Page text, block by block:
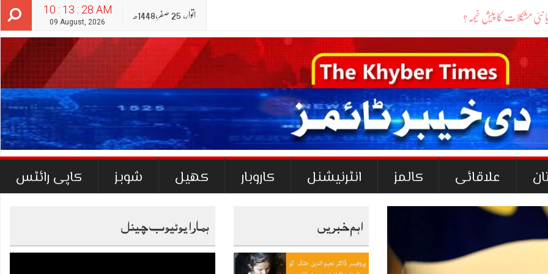
10 : 13 : 29 AM
09 August, 2026
اتوار‬‮, 25 صفر‬,1448ھ
علاقائی کالمز انٹرنیشنل کاروبار کھیل شوبز کاپی رائٹس
اہم خبریں ہمارا یوٹیوب چینل